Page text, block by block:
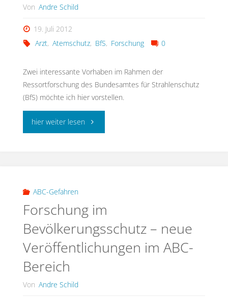
Von Andre Schild
19. Juli 2012
Arzt, Atemschutz, BfS, Forschung 0
Zwei interessante Vorhaben im Rahmen der
Ressortforschung des Bundesamtes für Strahlenschutz
(BfS) möchte ich hier vorstellen.
hier weiter lesen"Ressortforschung
Strahlenschutz"
ABC-Gefahren
Forschung im
Bevölkerungsschutz – neue
Veröffentlichungen im ABC-
Bereich
Von Andre Schild